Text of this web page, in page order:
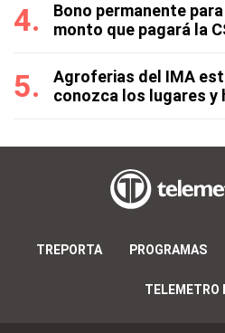
Bono permanente
monto que pagará la
Agroferias del IMA
conozca los lugares y
TREPORTA PROGRAMAS
TELEMETRO